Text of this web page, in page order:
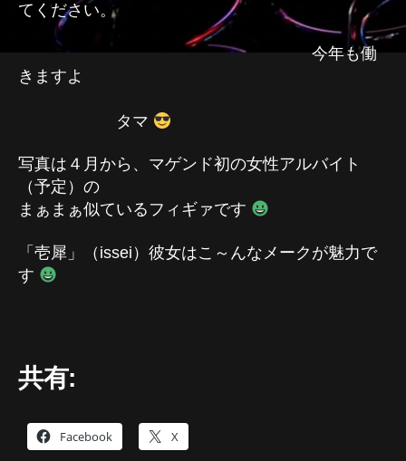
てください。
今年も働
きますよ
タマ
写真は４月から、マゲンド初の女性アルバイト
（予定）の
まぁまぁ似ているフィギァです
「壱犀」（issei）彼女はこ～んなメークが魅力で
す
共有:
Facebook X